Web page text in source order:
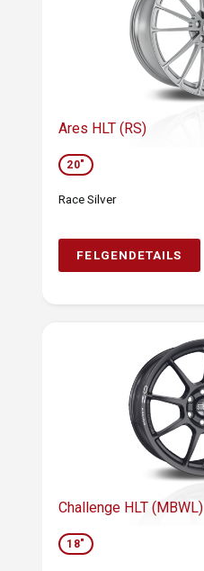
Ares HLT (RS)
20"
Race Silver
FELGENDETAILS
Challenge HLT (MBWL)
18"